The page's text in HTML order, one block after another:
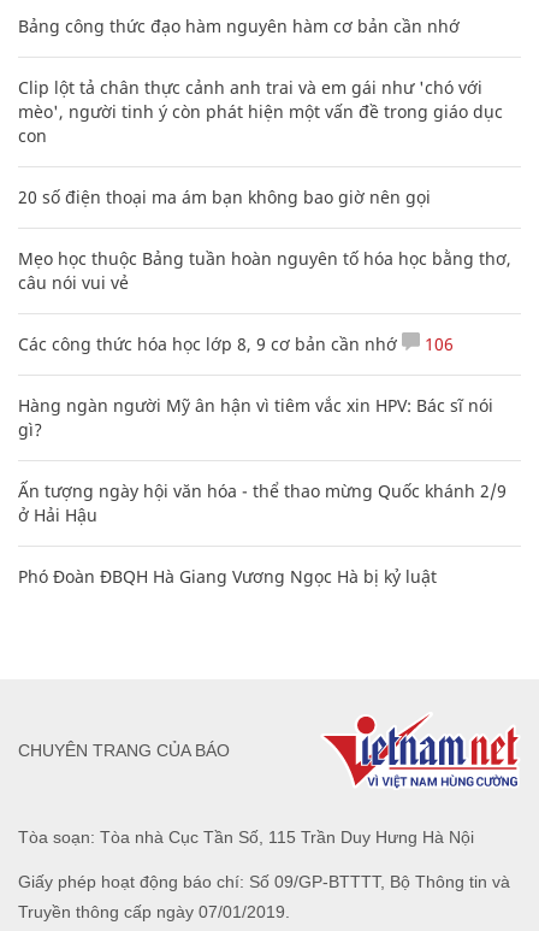
Bảng công thức đạo hàm nguyên hàm cơ bản cần nhớ
Clip lột tả chân thực cảnh anh trai và em gái như 'chó với
mèo', người tinh ý còn phát hiện một vấn đề trong giáo dục
con
20 số điện thoại ma ám bạn không bao giờ nên gọi
Mẹo học thuộc Bảng tuần hoàn nguyên tố hóa học bằng thơ,
câu nói vui vẻ
Các công thức hóa học lớp 8, 9 cơ bản cần nhớ 106
Hàng ngàn người Mỹ ân hận vì tiêm vắc xin HPV: Bác sĩ nói
gì?
Ấn tượng ngày hội văn hóa - thể thao mừng Quốc khánh 2/9
ở Hải Hậu
Phó Đoàn ĐBQH Hà Giang Vương Ngọc Hà bị kỷ luật
Tòa soạn: Tòa nhà Cục Tần Số, 115 Trần Duy Hưng Hà Nội
Giấy phép hoạt động báo chí: Số 09/GP-BTTTT, Bộ Thông tin và
Truyền thông cấp ngày 07/01/2019.
CHUYÊN TRANG CỦA BÁO